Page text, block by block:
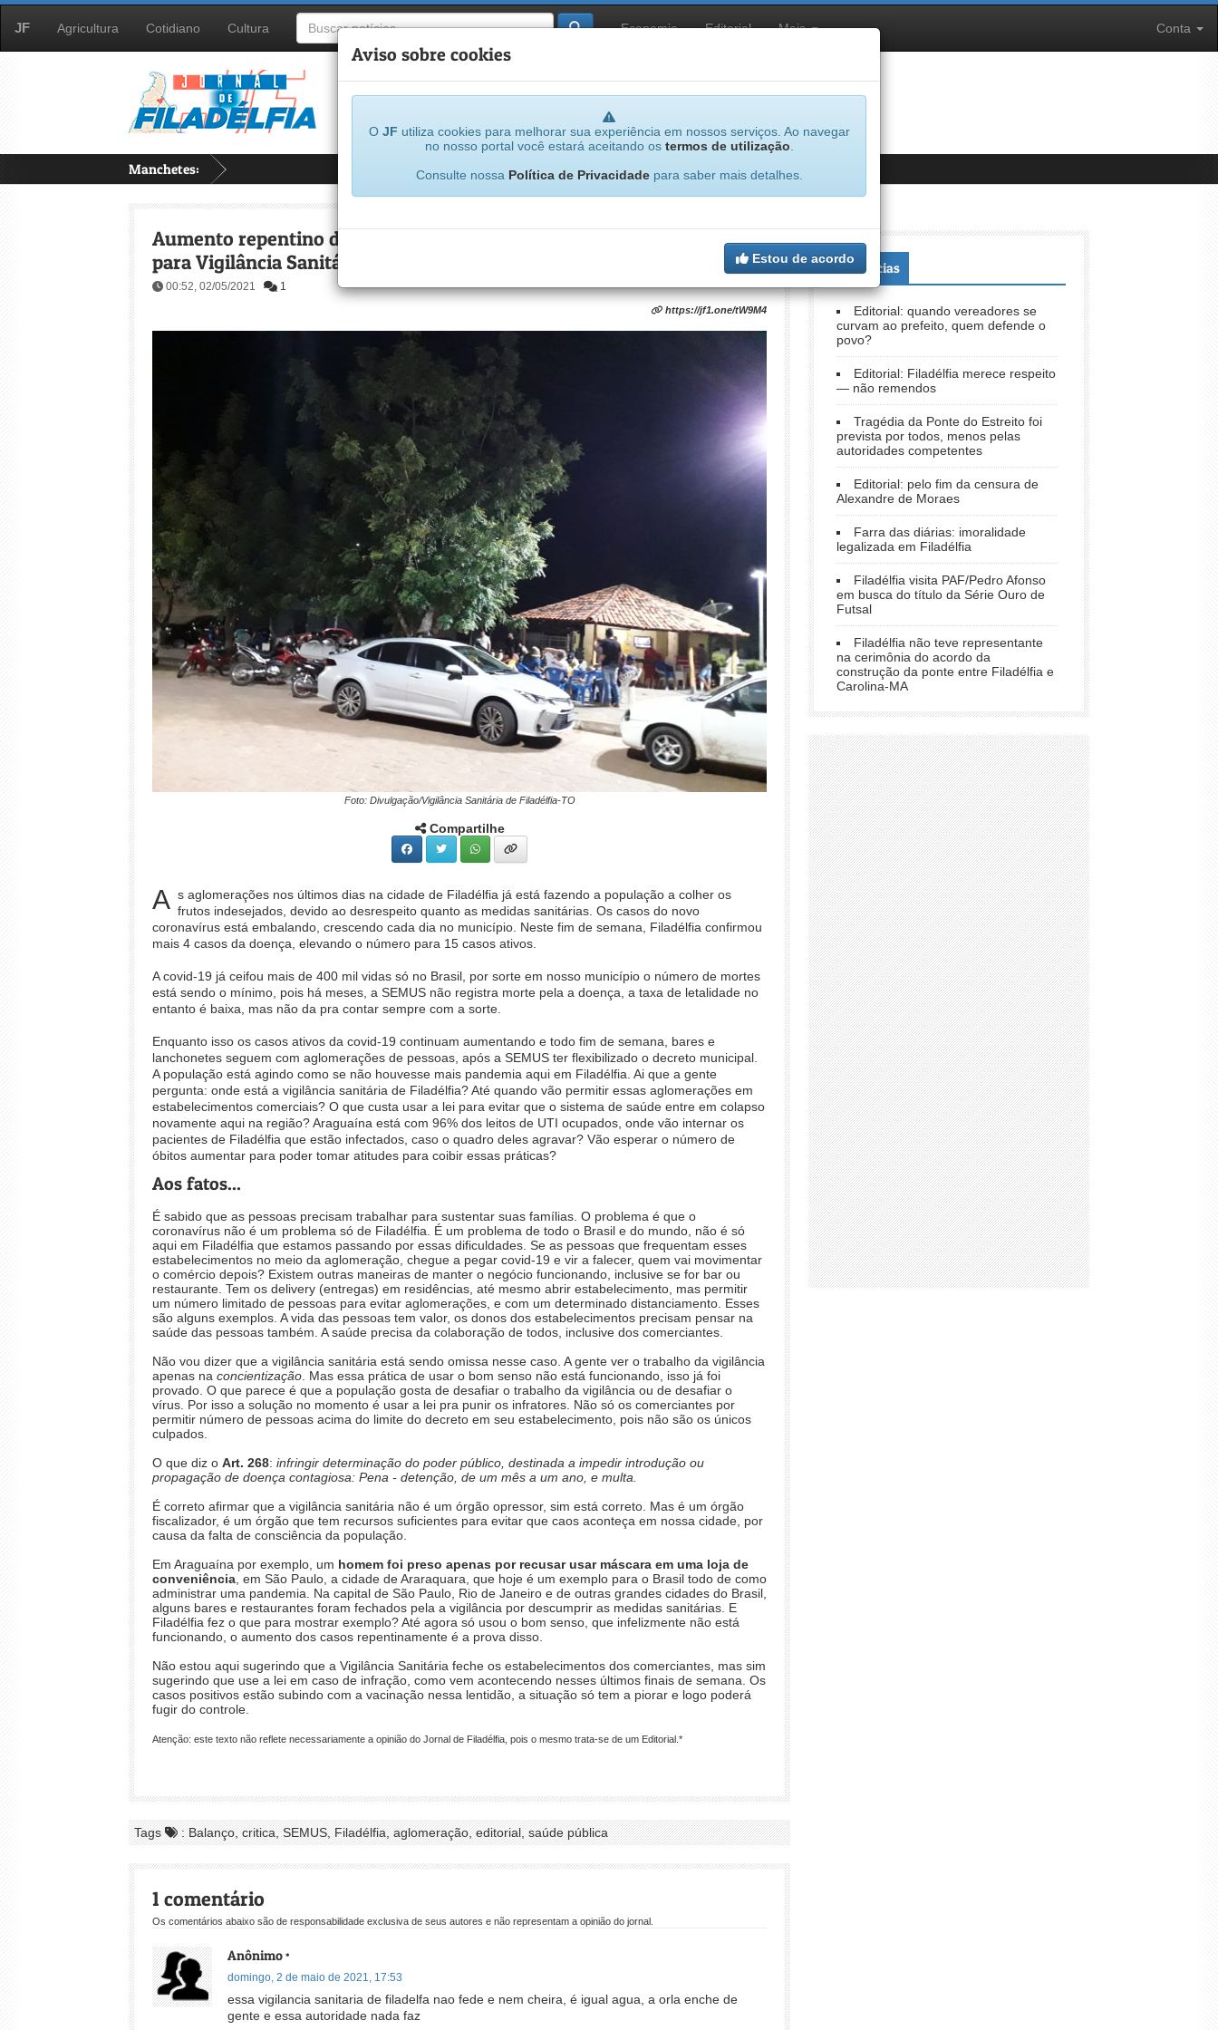
JF Agricultura Cotidiano Cultura Economia Editorial Mais Conta
Manchetes:
Aviso sobre cookies
O JF utiliza cookies para melhorar sua experiência em nossos serviços. Ao navegar
no nosso portal você estará aceitando os termos de utilização
Consulte nossa Política de Privacidadepara saber mais detalhes.
Estou de acordo
Aumento repentino de casos da covid-19 em Filadélfia é sinal de alerta
para Vigilância Sanitária usar a lei para evitar caos na saúde pública
00:52, 02/05/2021 1
https://jf1.one/tW9M4
Foto: Divulgação/Vigilância Sanitária de Filadélfia-TO
Compartilhe
A s aglomerações nos últimos dias na cidade de Filadélfia já está fazendo a população a colher os
frutos indesejados, devido ao desrespeito quanto as medidas sanitárias. Os casos do novo
coronavírus está embalando, crescendo cada dia no município. Neste fim de semana, Filadélfia confirmou
mais 4 casos da doença, elevando o número para 15 casos ativos.
A covid-19 já ceifou mais de 400 mil vidas só no Brasil, por sorte em nosso município o número de mortes
está sendo o mínimo, pois há meses, a SEMUS não registra morte pela a doença, a taxa de letalidade no
entanto é baixa, mas não da pra contar sempre com a sorte.
Enquanto isso os casos ativos da covid-19 continuam aumentando e todo fim de semana, bares e
lanchonetes seguem com aglomerações de pessoas, após a SEMUS ter flexibilizado o decreto municipal.
A população está agindo como se não houvesse mais pandemia aqui em Filadélfia. Ai que a gente
pergunta: onde está a vigilância sanitária de Filadélfia? Até quando vão permitir essas aglomerações em
estabelecimentos comerciais? O que custa usar a lei para evitar que o sistema de saúde entre em colapso
novamente aqui na região? Araguaína está com 96% dos leitos de UTI ocupados, onde vão internar os
pacientes de Filadélfia que estão infectados, caso o quadro deles agravar? Vão esperar o número de
óbitos aumentar para poder tomar atitudes para coibir essas práticas?
Aos fatos...
É sabido que as pessoas precisam trabalhar para sustentar suas famílias. O problema é que o
coronavírus não é um problema só de Filadélfia. É um problema de todo o Brasil e do mundo, não é só
aqui em Filadélfia que estamos passando por essas dificuldades. Se as pessoas que frequentam esses
estabelecimentos no meio da aglomeração, chegue a pegar covid-19 e vir a falecer, quem vai movimentar
o comércio depois? Existem outras maneiras de manter o negócio funcionando, inclusive se for bar ou
restaurante. Tem os delivery (entregas) em residências, até mesmo abrir estabelecimento, mas permitir
um número limitado de pessoas para evitar aglomerações, e com um determinado distanciamento. Esses
são alguns exemplos. A vida das pessoas tem valor, os donos dos estabelecimentos precisam pensar na
saúde das pessoas também. A saúde precisa da colaboração de todos, inclusive dos comerciantes.
Não vou dizer que a vigilância sanitária está sendo omissa nesse caso. A gente ver o trabalho da vigilância
apenas na concientização . Mas essa prática de usar o bom senso não está funcionando, isso já foi
provado. O que parece é que a população gosta de desafiar o trabalho da vigilância ou de desafiar o
vírus. Por isso a solução no momento é usar a lei pra punir os infratores. Não só os comerciantes por
permitir número de pessoas acima do limite do decreto em seu estabelecimento, pois não são os únicos
culpados.
O que diz o Art. 268: infringir determinação do poder público, destinada a impedir introdução ou
propagação de doença contagiosa: Pena - detenção, de um mês a um ano, e multa.
É correto afirmar que a vigilância sanitária não é um órgão opressor, sim está correto. Mas é um órgão
fiscalizador, é um órgão que tem recursos suficientes para evitar que caos aconteça em nossa cidade, por
causa da falta de consciência da população.
Em Araguaína por exemplo, um homem foi preso apenas por recusar usar máscara em uma loja de
conveniência , em São Paulo, a cidade de Araraquara, que hoje é um exemplo para o Brasil todo de como
administrar uma pandemia. Na capital de São Paulo, Rio de Janeiro e de outras grandes cidades do Brasil,
alguns bares e restaurantes foram fechados pela a vigilância por descumprir as medidas sanitárias. E
Filadélfia fez o que para mostrar exemplo? Até agora só usou o bom senso, que infelizmente não está
funcionando, o aumento dos casos repentinamente é a prova disso.
Não estou aqui sugerindo que a Vigilância Sanitária feche os estabelecimentos dos comerciantes, mas sim
sugerindo que use a lei em caso de infração, como vem acontecendo nesses últimos finais de semana. Os
casos positivos estão subindo com a vacinação nessa lentidão, a situação só tem a piorar e logo poderá
fugir do controle.
Atenção: este texto não reflete necessariamente a opinião do Jornal de Filadélfia, pois o mesmo trata-se de um Editorial.*
Tags : Balanço, critica, SEMUS, Filadélfia, aglomeração, editorial, saúde pública
1 comentário
Os comentários abaixo são de responsabilidade exclusiva de seus autores e não representam a opinião do jornal.
Anônimo *
domingo, 2 de maio de 2021, 17:53
essa vigilancia sanitaria de filadelfa nao fede e nem cheira, é igual agua, a orla enche de
gente e essa autoridade nada faz
+Notícias
Editorial: quando vereadores se
curvam ao prefeito, quem defende o
povo?
Editorial: Filadélfia merece respeito
— não remendos
Tragédia da Ponte do Estreito foi
prevista por todos, menos pelas
autoridades competentes
Editorial: pelo fim da censura de
Alexandre de Moraes
Farra das diárias: imoralidade
legalizada em Filadélfia
Filadélfia visita PAF/Pedro Afonso
em busca do título da Série Ouro de
Futsal
Filadélfia não teve representante
na cerimônia do acordo da
construção da ponte entre Filadélfia e
Carolina-MA